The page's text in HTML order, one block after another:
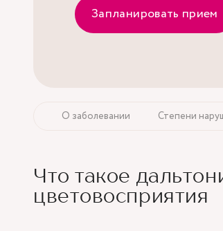
Запланировать прием
О заболевании Степени
Что такое
цветовосприятия